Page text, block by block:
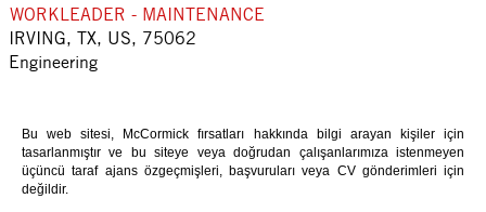
WORKLEADER - MAINTENANCE
IRVING, TX, US, 75062
Engineering
Bu web sitesi, McCormick fırsatları hakkında bilgi arayan kişiler için
tasarlanmıştır ve bu siteye veya doğrudan çalışanlarımıza istenmeyen
üçüncü taraf ajans özgeçmişleri, başvuruları veya CV gönderimleri için
değildir.